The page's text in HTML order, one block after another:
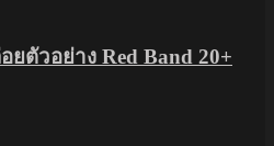
ตัวอย่าง Red Band 20+